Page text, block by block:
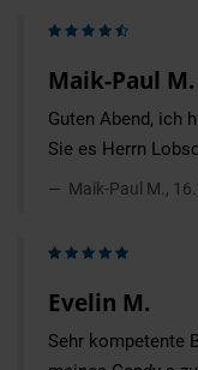
Maik-Paul M.
Guten Abend, ich
Sie es Herrn
Maik-Paul M.,
Evelin M.
Sehr kompetente